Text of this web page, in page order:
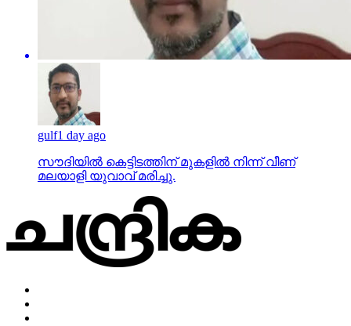
gulf1 day ago
സൗദിയില്‍ കെട്ടിടത്തിന് മുകളില്‍ നിന്ന് വീണ്
മലയാളി യുവാവ് മരിച്ചു.